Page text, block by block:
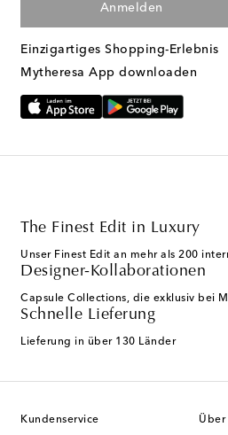
Anmelden
Einzigartiges Shopping-Erlebnis
Mytheresa App downloaden
The Finest Edit in Luxury
Unser Finest Edit an mehr als 200
Designer-Kollaborationen
Capsule Collections, die exklusiv bei
Schnelle Lieferung
Lieferung in über 130 Länder
Kundenservice Über